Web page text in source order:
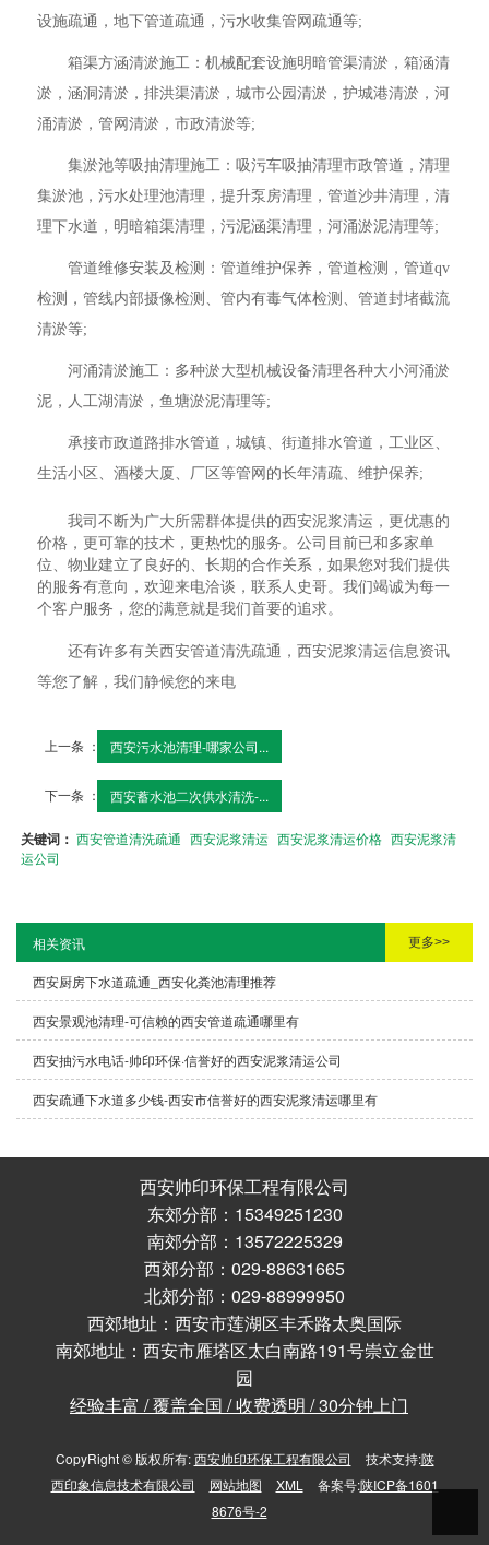
设施疏通，地下管道疏通，污水收集管网疏通等;
箱渠方涵清淤施工：机械配套设施明暗管渠清淤，箱涵清
淤，涵洞清淤，排洪渠清淤，城市公园清淤，护城港清淤，河
涌清淤，管网清淤，市政清淤等;
集淤池等吸抽清理施工：吸污车吸抽清理市政管道，清理
集淤池，污水处理池清理，提升泵房清理，管道沙井清理，清
理下水道，明暗箱渠清理，污泥涵渠清理，河涌淤泥清理等;
管道维修安装及检测：管道维护保养，管道检测，管道qv
检测，管线内部摄像检测、管内有毒气体检测、管道封堵截流
清淤等;
河涌清淤施工：多种淤大型机械设备清理各种大小河涌淤
泥，人工湖清淤，鱼塘淤泥清理等;
承接市政道路排水管道，城镇、街道排水管道，工业区、
生活小区、酒楼大厦、厂区等管网的长年清疏、维护保养;
我司不断为广大所需群体提供的西安泥浆清运，更优惠的
价格，更可靠的技术，更热忱的服务。公司目前已和多家单
位、物业建立了良好的、长期的合作关系，如果您对我们提供
的服务有意向，欢迎来电洽谈，联系人史哥。我们竭诚为每一
个客户服务，您的满意就是我们首要的追求。
还有许多有关西安管道清洗疏通，西安泥浆清运信息资讯
等您了解，我们静候您的来电
上一条 ： 西安污水池清理-哪家公司...
下一条 ： 西安蓄水池二次供水清洗-...
关键词：西安管道清洗疏通 西安泥浆清运 西安泥浆清运价格 西安泥浆清
运公司
相关资讯 更多>>
西安厨房下水道疏通_西安化粪池清理推荐
西安景观池清理-可信赖的西安管道疏通哪里有
西安抽污水电话-帅印环保·信誉好的西安泥浆清运公司
西安疏通下水道多少钱-西安市信誉好的西安泥浆清运哪里有
西安帅印环保工程有限公司
东郊分部：15349251230
南郊分部：13572225329
西郊分部：029-88631665
北郊分部：029-88999950
西郊地址：西安市莲湖区丰禾路太奥国际
南郊地址：西安市雁塔区太白南路191号崇立金世
园
经验丰富 / 覆盖全国 / 收费透明 / 30分钟上门
CopyRight © 版权所有:西安帅印环保工程有限公司 技术支持:陕
西印象信息技术有限公司
网站地图 XML 备案号:陕ICP备1601
8676号-2